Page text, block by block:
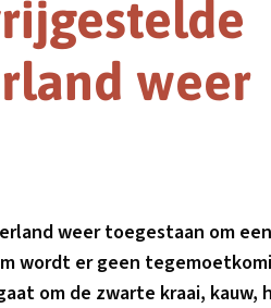
weer
weer toegestaan om
wordt er geen
om de zwarte kraai, kauw,